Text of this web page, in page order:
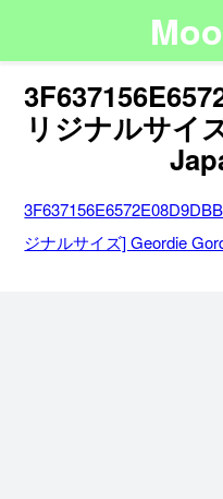
リジナルサイ
ジナルサイズ] Geordie